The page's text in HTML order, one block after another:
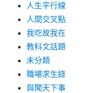
人生平行線
人間交叉點
我吃故我在
教科文話題
未分類
職場求生錄
與聞天下事